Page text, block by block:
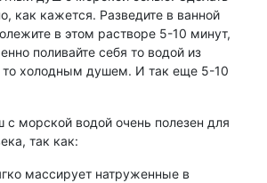
как кажется. Разведите в ванной
в этом растворе 5-10 минут,
поливайте себя то водой из
холодным душем. И так еще 5-10
с морской водой очень полезен для
так как:
массирует натруженные в